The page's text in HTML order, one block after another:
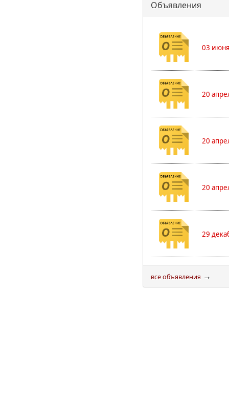
Объявления
03
20
20
20
29
все объявления →